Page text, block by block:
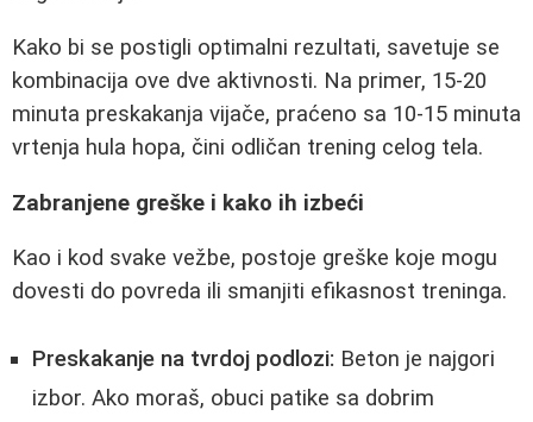
Kako bi se postigli optimalni rezultati, savetuje se
kombinacija ove dve aktivnosti. Na primer, 15-20
minuta preskakanja vijače, praćeno sa 10-15 minuta
vrtenja hula hopa, čini odličan trening celog tela.
Zabranjene greške i kako ih izbeći
Kao i kod svake vežbe, postoje greške koje mogu
dovesti do povreda ili smanjiti efikasnost treninga.
Preskakanje na tvrdoj podlozi: Beton je najgori
izbor. Ako moraš, obuci patike sa dobrim